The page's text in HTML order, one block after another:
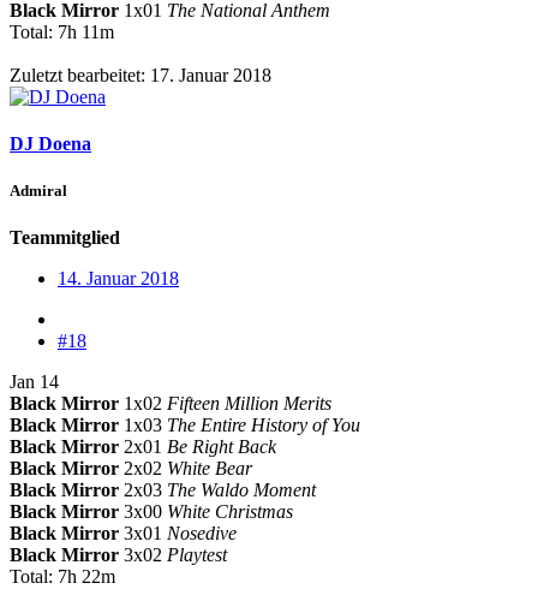
Black Mirror 1x01 The National Anthem
Total: 7h 11m
Zuletzt bearbeitet: 17. Januar 2018
DJ Doena
Admiral
Teammitglied
14. Januar 2018
#18
Jan 14
Black Mirror 1x02 Fifteen Million Merits
Black Mirror 1x03 The Entire History of You
Black Mirror 2x01 Be Right Back
Black Mirror 2x02 White Bear
Black Mirror 2x03 The Waldo Moment
Black Mirror 3x00 White Christmas
Black Mirror 3x01 Nosedive
Black Mirror 3x02 Playtest
Total: 7h 22m